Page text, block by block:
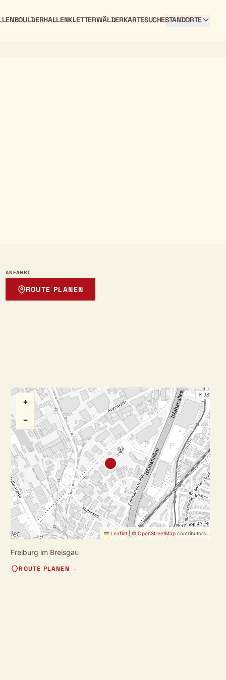
BOULDERHALLENKLETTERWÄLDERKARTESUCHESTANDORTE
ANFAHRT
ROUTE PLANEN
+
−
Leaflet |© OpenStreetMapcontributors
Freiburg im Breisgau
ROUTE PLANEN →